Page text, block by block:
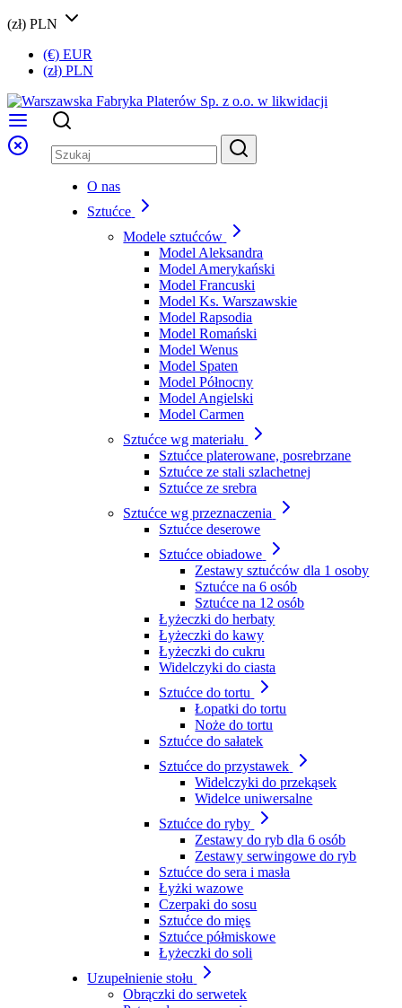
(zł) PLN
(€) EUR
(zł) PLN
O nas
Sztućce
Modele sztućców
Model Aleksandra
Model Amerykański
Model Francuski
Model Ks. Warszawskie
Model Rapsodia
Model Romański
Model Wenus
Model Spaten
Model Północny
Model Angielski
Model Carmen
Sztućce wg materiału
Sztućce platerowane, posrebrzane
Sztućce ze stali szlachetnej
Sztućce ze srebra
Sztućce wg przeznaczenia
Sztućce deserowe
Sztućce obiadowe
Zestawy sztućców dla 1 osoby
Sztućce na 6 osób
Sztućce na 12 osób
Łyżeczki do herbaty
Łyżeczki do kawy
Łyżeczki do cukru
Widelczyki do ciasta
Sztućce do tortu
Łopatki do tortu
Noże do tortu
Sztućce do sałatek
Sztućce do przystawek
Widelczyki do przekąsek
Widelce uniwersalne
Sztućce do ryby
Zestawy do ryb dla 6 osób
Zestawy serwingowe do ryb
Sztućce do sera i masła
Łyżki wazowe
Czerpaki do sosu
Sztućce do mięs
Sztućce półmiskowe
Łyżeczki do soli
Uzupełnienie stołu
Obrączki do serwetek